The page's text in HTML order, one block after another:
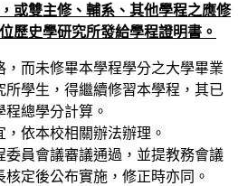
或雙主修、輔系、其他學程之應修
歷史學研究所發給學程證明書。
，而未修畢本學程學分之大學畢業
所學生，得繼續修習本學程，其已
總學分計算。
依本校相關辦法辦理。
委員會議審議通過，並提教務會議
定後公布實施，修正時亦同。